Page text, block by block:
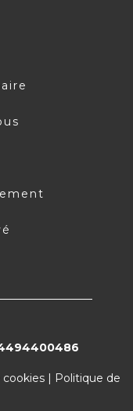
cookies | Politique de